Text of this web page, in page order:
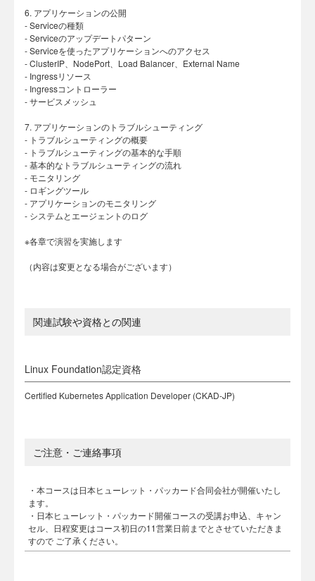
6. アプリケーションの公開
- Serviceの種類
- Serviceのアップデートパターン
- Serviceを使ったアプリケーションへのアクセス
- ClusterIP、NodePort、Load Balancer、External Name
- Ingressリソース
- Ingressコントローラー
- サービスメッシュ
7. アプリケーションのトラブルシューティング
- トラブルシューティングの概要
- トラブルシューティングの基本的な手順
- 基本的なトラブルシューティングの流れ
- モニタリング
- ロギングツール
- アプリケーションのモニタリング
- システムとエージェントのログ
※各章で演習を実施します
（内容は変更となる場合がございます）
関連試験や資格との関連
Linux Foundation認定資格
Certified Kubernetes Application Developer (CKAD-JP)
ご注意・ご連絡事項
・本コースは日本ヒューレット・パッカード合同会社が開催いたし
ます。
・日本ヒューレット・パッカード開催コースの受講お申込、キャン
セル、日程変更はコース初日の11営業日前までとさせていただきま
すので ご了承ください。